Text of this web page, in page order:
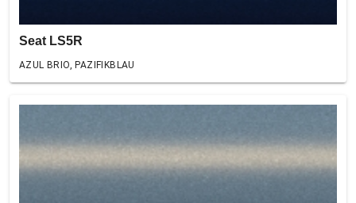
Seat LS5R
AZUL BRIO, PAZIFIKBLAU